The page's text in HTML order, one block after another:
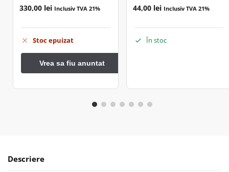
330,00 lei Inclusiv TVA 21%
Stoc epuizat
44,00 lei Inclusiv TVA 21%
În stoc
Descriere